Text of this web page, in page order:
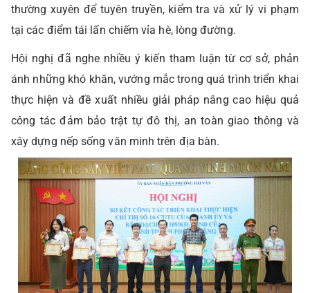
thường xuyên để tuyên truyền, kiểm tra và xử lý vi phạm
tại các điểm tái lấn chiếm vỉa hè, lòng đường.
Hội nghị đã nghe nhiều ý kiến tham luận từ cơ sở, phản
ánh những khó khăn, vướng mắc trong quá trình triển khai
thực hiện và đề xuất nhiều giải pháp nâng cao hiệu quả
công tác đảm bảo trật tự đô thị, an toàn giao thông và
xây dựng nếp sống văn minh trên địa bàn.